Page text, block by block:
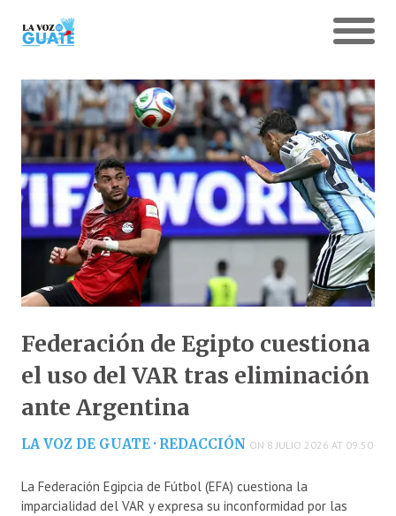
Federación de Egipto cuestiona
el uso del VAR tras eliminación
ante Argentina
LA VOZ DE GUATE · REDACCIÓN ON 8 JULIO 2026 AT 09:50
La Federación Egipcia de Fútbol (EFA) cuestiona la
imparcialidad del VAR y expresa su inconformidad por las